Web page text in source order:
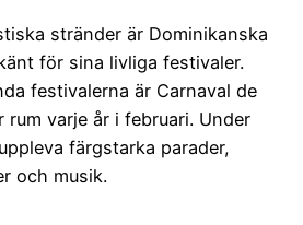
stränder är Dominikanska
för sina livliga festivaler.
festivalerna är Carnaval de
rum varje år i februari. Under
färgstarka parader,
och musik.